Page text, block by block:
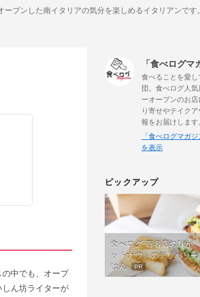
プンした南イタリアの気分を楽しめるイタリアンです。
中でも、オープ
ん坊ライターが
「食べログ
食べることを愛
団。食べログ人
ーオープンのお
り寄せやテイク
報をお届けします
「食べログマガ
を表示
ピックアップ
食べログ 百名店の味が
ットナウ」のデリバリ
はん
PR